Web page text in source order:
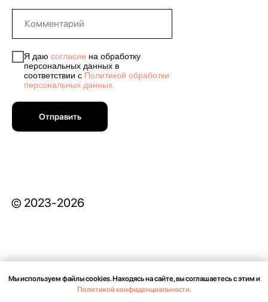
Мы используем файлы cookies. Находясь на сайте, вы соглашаетесь с этим и
Политикой конфиденциальности.
Я даю согласие на обработку
персональных данных в
соответствии с Политикой обработки
персональных данных.
Отправить
© 2023-2026
СОГЛАСИЕ НА ОБРАБОТКУ ПЕРСОНАЛЬНЫХ ДАННЫХ